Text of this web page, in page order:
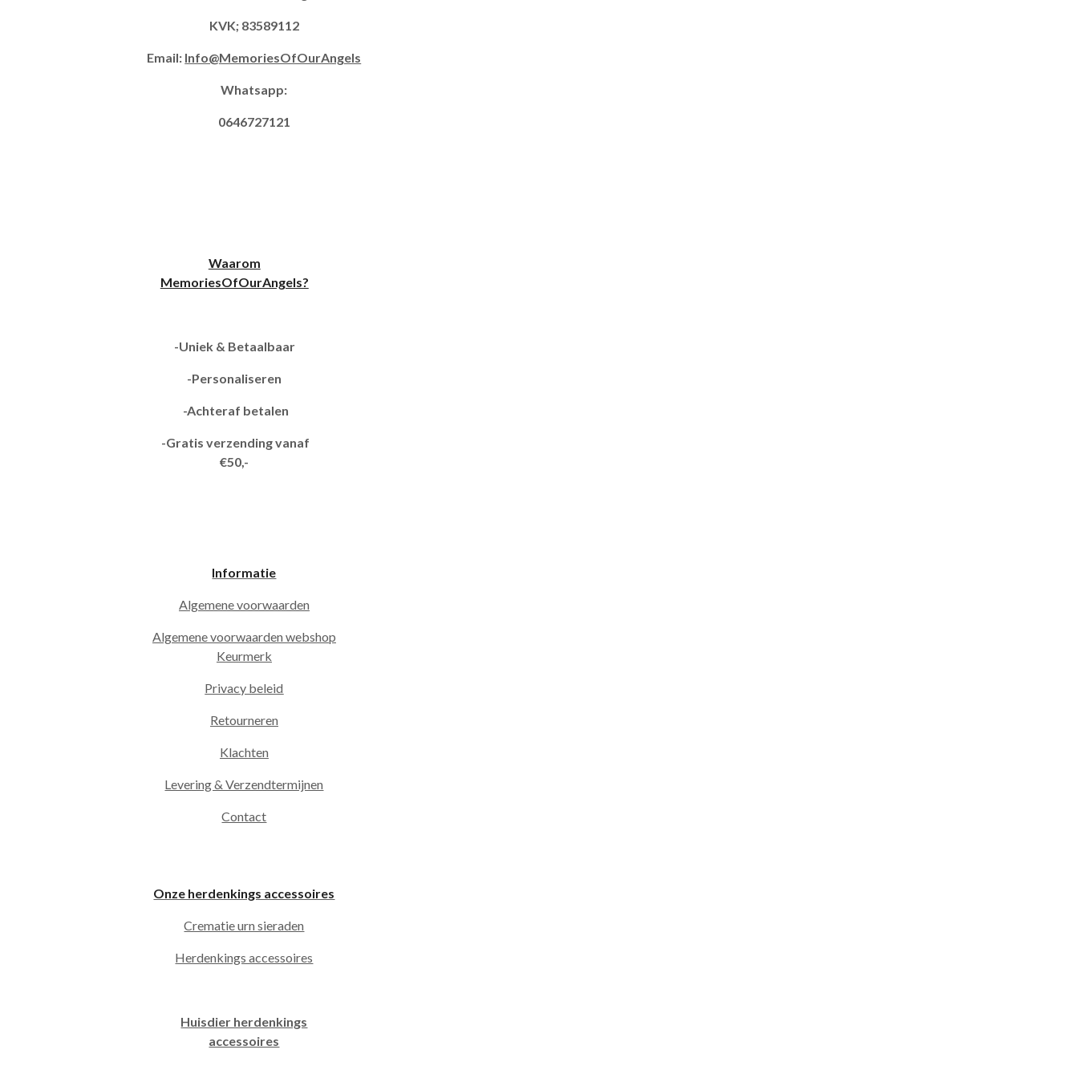
KVK; 83589112
Email: Info@MemoriesOfOurAngels
Whatsapp:
0646727121
Waarom
MemoriesOfOurAngels?
-Uniek & Betaalbaar
-Personaliseren
-Achteraf betalen
-Gratis verzending vanaf
€50,-
Informatie
Algemene voorwaarden
Algemene voorwaarden webshop
Keurmerk
Privacy beleid
Retourneren
Klachten
Levering & Verzendtermijnen
Contact
Onze herdenkings accessoires
Crematie urn sieraden
Herdenkings accessoires
Huisdier herdenkings
accessoires